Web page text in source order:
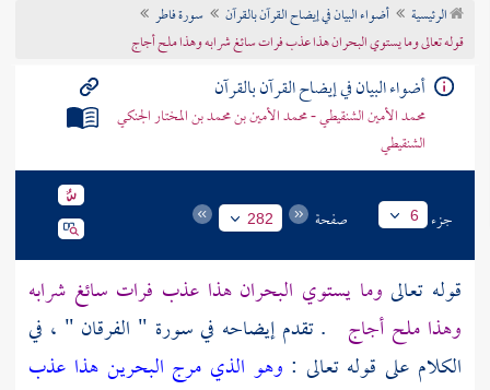
تراجم الأعلام
الرئيسية أضواء البيان في إيضاح القرآن بالقرآن
سورة فاطر
قوله تعالى وما يستوي البحران هذا عذب فرات سائغ شرابه وهذا ملح أجاج
أضواء البيان في إيضاح القرآن بالقرآن
محمد الأمين الشنقيطي - محمد الأمين بن محمد بن المختار الجنكي
الشنقيطي
جزء 6 صفحة 282
قوله تعالى وما يستوي البحران هذا عذب فرات سائغ شرابه
وهذا ملح أجاج . تقدم إيضاحه في سورة " الفرقان " ، في
الكلام على قوله تعالى : وهو الذي مرج البحرين هذا عذب